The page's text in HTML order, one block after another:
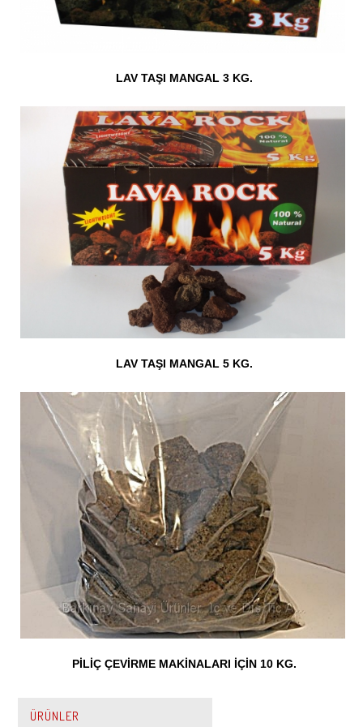
FİLTRASYON
RESİM GALERİSİ
LAV TAŞI MANGAL 3 KG.
LAV TAŞI MANGAL 5 KG.
PİLİÇ ÇEVİRME MAKİNALARI İÇİN 10 KG.
ÜRÜNLER